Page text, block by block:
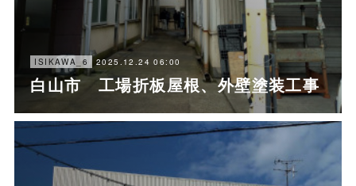
ISIKAWA_6 2025.12.24 06:00
白山市 工場折板屋根、外壁塗装工事